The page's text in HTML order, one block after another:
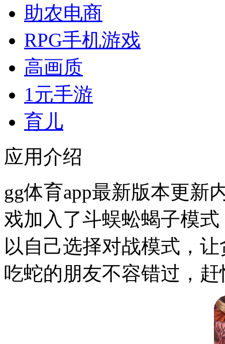
助农电商
RPG手机游戏
高画质
1元手游
育儿
应用介绍
gg体育app最新版本更新
戏加入了斗蜈蚣蝎子模
以自己选择对战模式，
吃蛇的朋友不容错过，